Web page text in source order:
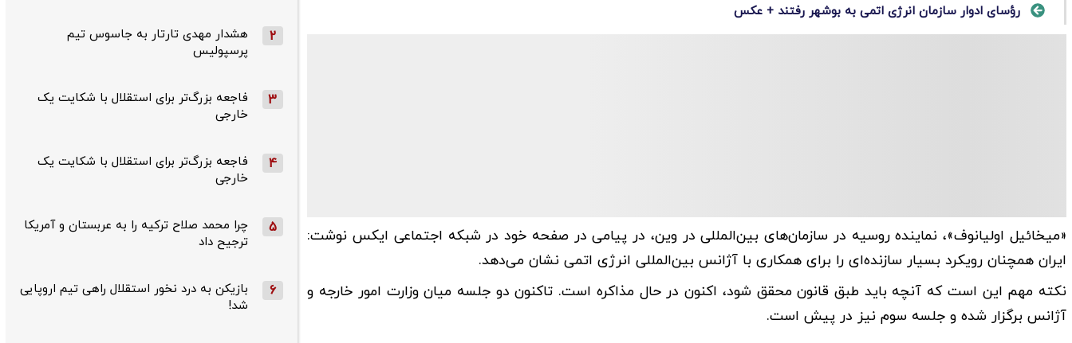
رؤسای ادوار سازمان انرژی اتمی به بوشهر رفتند + عکس
«میخائیل اولیانوف»، نماینده روسیه در سازمان‌های بین‌المللی در وین، در پیامی در صفحه خود در شبکه اجتماعی ایکس نوشت:
ایران همچنان رویکرد بسیار سازنده‌ای را برای همکاری با آژانس بین‌المللی انرژی اتمی نشان می‌دهد.
نکته مهم این است که آنچه باید طبق قانون محقق شود، اکنون در حال مذاکره است. تاکنون دو جلسه میان وزارت امور خارجه و
آژانس برگزار شده و جلسه سوم نیز در پیش است.
2
هشدار مهدی تارتار به جاسوس تیم
پرسپولیس
3
فاجعه بزرگ‌تر برای استقلال با شکایت یک
خارجی
4
فاجعه بزرگ‌تر برای استقلال با شکایت یک
خارجی
5
چرا محمد صلاح ترکیه را به عربستان و آمریکا
ترجیح داد
6
بازیکن به درد نخور استقلال راهی تیم اروپایی
شد!